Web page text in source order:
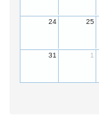
24 25
31 1